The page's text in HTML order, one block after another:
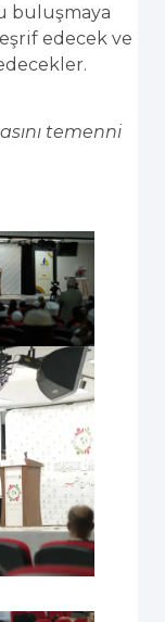
buluşmaya
edecek ve
temenni